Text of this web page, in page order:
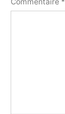
Commentaire *